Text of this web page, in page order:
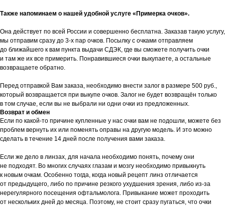
Также напоминаем о нашей удобной услуге «Примерка очков».
Она действует по всей России и совершенно бесплатна. Заказав такую услугу,
мы отправим сразу до 3-х пар очков. Посылку с очками отправляем
до ближайшего к вам пункта выдачи СДЭК, где вы сможете получить очки
и там же их все примерить. Понравившиеся очки выкупаете, а остальные
возвращаете обратно.
Перед отправкой Вам заказа, необходимо внести залог в размере 500 руб.,
который возвращается при выкупе очков. Залог не будет возвращён только
в том случае, если вы не выбрали ни одни очки из предложенных.
Возврат и обмен
Если по какой-то причине купленные у нас очки вам не подошли, можете без
проблем вернуть их или поменять оправы на другую модель. И это можно
сделать в течение 14 дней после получения вами заказа.
Если же дело в линзах, для начала необходимо понять, почему они
не подходят. Во многих случаях глазам и мозгу необходимо привыкнуть
к новым очкам. Особенно тогда, когда новый рецепт линз отличается
от предыдущего, либо по причине резкого ухудшения зрения, либо из-за
нерегулярного посещения офтальмолога. Привыкание может проходить
от нескольких дней до месяца. Поэтому, не стоит сразу пугаться, что очки